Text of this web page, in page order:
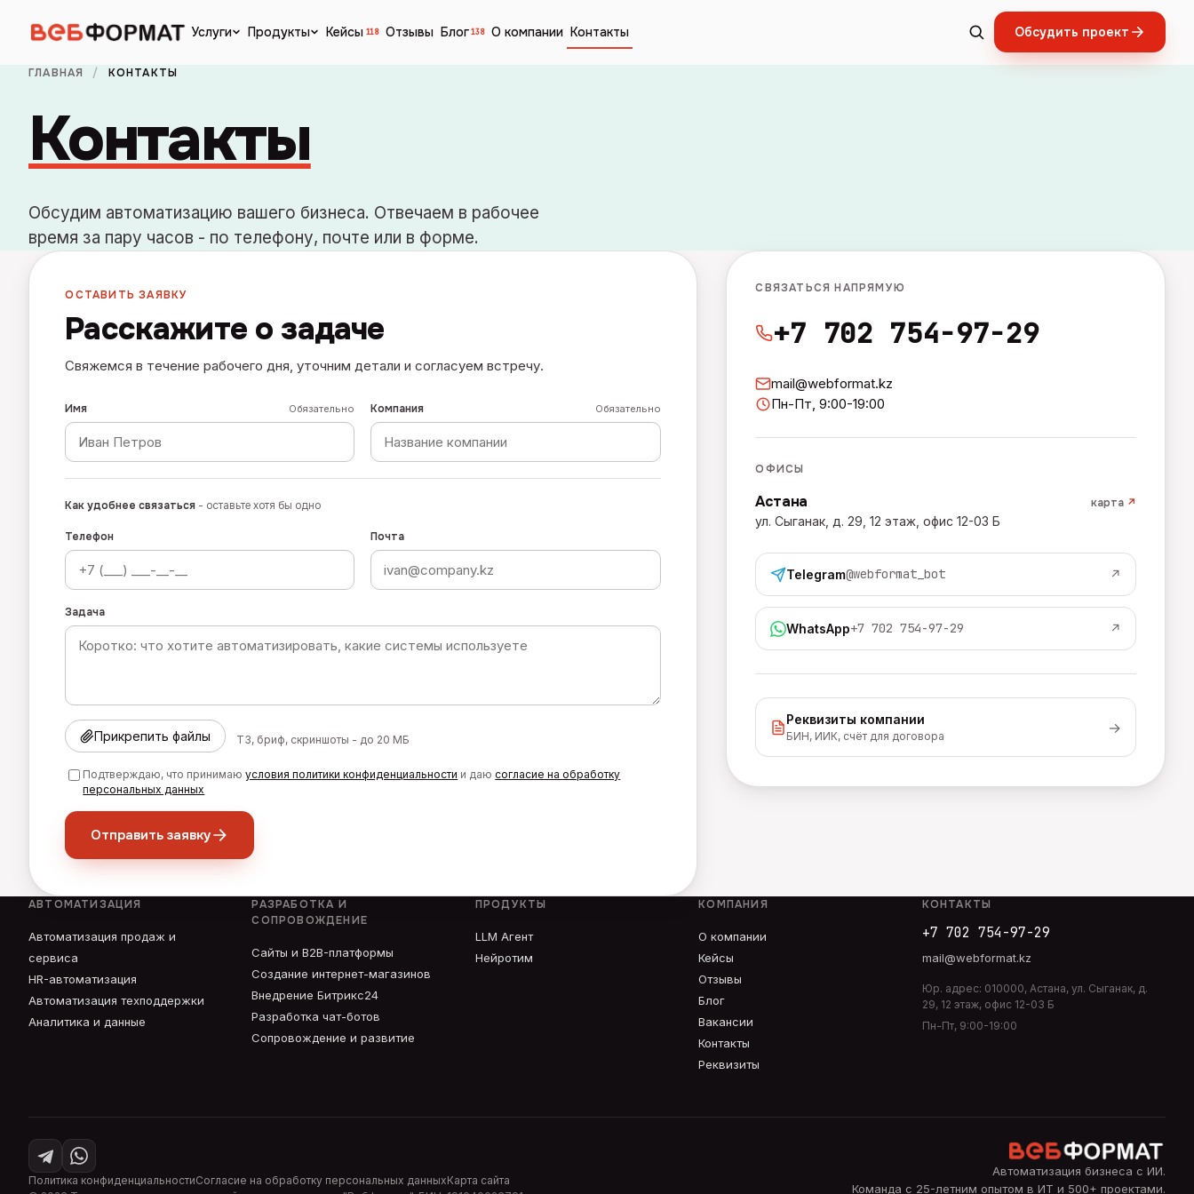
Услуги Продукты Кейсы 118 Отзывы Блог 138 О компании Контакты Обсудить проект
ГЛАВНАЯ / КОНТАКТЫ
Контакты
Обсудим автоматизацию вашего бизнеса. Отвечаем в рабочее
время за пару часов - по телефону, почте или в форме.
ОСТАВИТЬ ЗАЯВКУ
Расскажите о задаче
Свяжемся в течение рабочего дня, уточним детали и согласуем встречу.
Имя Обязательно Компания Обязательно
Как удобнее связаться - оставьте хотя бы одно
Телефон Почта
Задача
Прикрепить файлы ТЗ, бриф, скриншоты - до 20 МБ
Подтверждаю, что принимаю условия политики конфиденциальности и даю согласие на обработку
персональных данных
Отправить заявку
СВЯЗАТЬСЯ НАПРЯМУЮ
+7 702 754-97-29
mail@webformat.kz
Пн-Пт, 9:00-19:00
ОФИСЫ
Астана карта ↗
ул. Сыганак, д. 29, 12 этаж, офис 12-03 Б
Telegram@webformat_bot ↗
WhatsApp+7 702 754-97-29 ↗
Реквизиты компании
БИН, ИИК, счёт для договора →
АВТОМАТИЗАЦИЯ
Автоматизация продаж и
сервиса
HR-автоматизация
Автоматизация техподдержки
Аналитика и данные
РАЗРАБОТКА И
СОПРОВОЖДЕНИЕ
Сайты и B2B-платформы
Создание интернет-магазинов
Внедрение Битрикс24
Разработка чат-ботов
Сопровождение и развитие
ПРОДУКТЫ
LLM Агент
Нейротим
КОМПАНИЯ
О компании
Кейсы
Отзывы
Блог
Вакансии
Контакты
Реквизиты
КОНТАКТЫ
+7 702 754-97-29
mail@webformat.kz
Юр. адрес: 010000, Астана, ул. Сыганак, д.
29, 12 этаж, офис 12-03 Б
Пн-Пт, 9:00-19:00
Политика конфиденциальностиСогласие на обработку персональных данныхКарта сайта
Автоматизация бизнеса с ИИ.
Команда с 25-летним опытом в ИТ и 500+ проектами.